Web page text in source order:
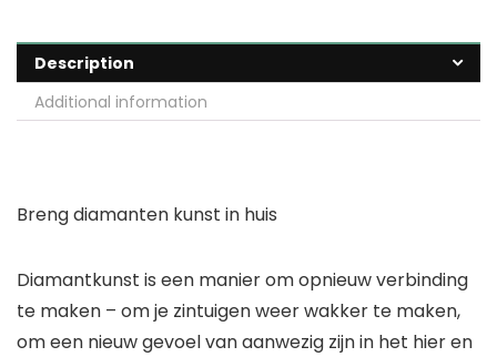
Description
Additional information
Breng diamanten kunst in huis
Diamantkunst is een manier om opnieuw verbinding
te maken – om je zintuigen weer wakker te maken,
om een ​​nieuw gevoel van aanwezig zijn in het hier en